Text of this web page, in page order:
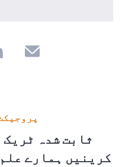
کرینیں ہمارے